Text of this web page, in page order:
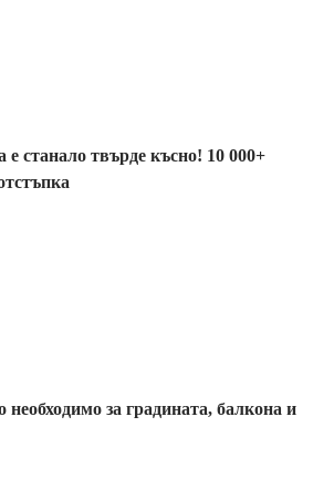
е станало твърде късно! 10 000+
за градината, балкона и